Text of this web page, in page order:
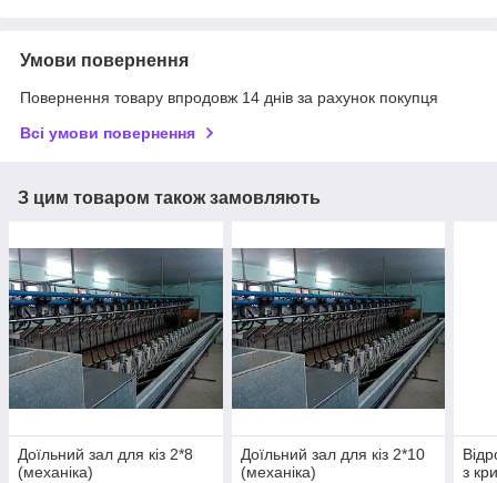
Умови повернення
Повернення товару впродовж 14 днів за рахунок покупця
Всі умови повернення
З цим товаром також замовляють
Доїльний зал для кіз 2*8
(механіка)
Доїльний зал для кіз 2*10
(механіка)
з